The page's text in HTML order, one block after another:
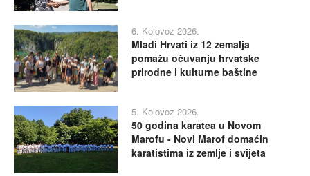
6. Kolovoz 2026.
Mladi Hrvati iz 12 zemalja
pomažu očuvanju hrvatske
prirodne i kulturne baštine
5. Kolovoz 2026.
50 godina karatea u Novom
Marofu - Novi Marof domaćin
karatistima iz zemlje i svijeta